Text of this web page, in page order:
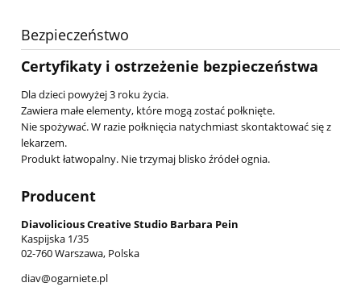
Bezpieczeństwo
Certyfikaty i ostrzeżenie bezpieczeństwa
Dla dzieci powyżej 3 roku życia.
Zawiera małe elementy, które mogą zostać połknięte.
Nie spożywać. W razie połknięcia natychmiast skontaktować się z
lekarzem.
Produkt łatwopalny. Nie trzymaj blisko źródeł ognia.
Producent
Diavolicious Creative Studio Barbara Pein
Kaspijska 1/35
02-760 Warszawa, Polska
diav@ogarniete.pl